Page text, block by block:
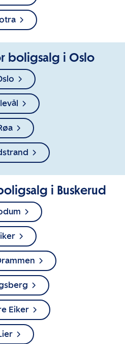
boligsalg i Oslo
i Buskerud
Eiker